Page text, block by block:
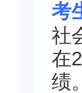
考
社
在
绩。